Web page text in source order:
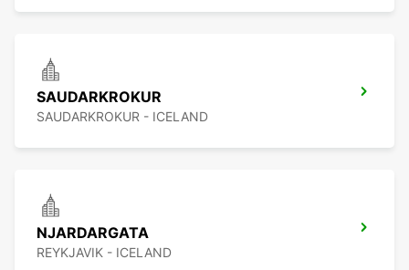
SAUDARKROKUR
SAUDARKROKUR - ICELAND
NJARDARGATA
REYKJAVIK - ICELAND